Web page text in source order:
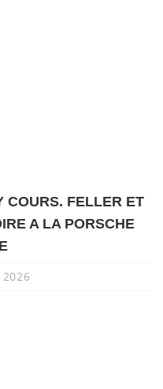
COURS. FELLER ET
A LA PORSCHE